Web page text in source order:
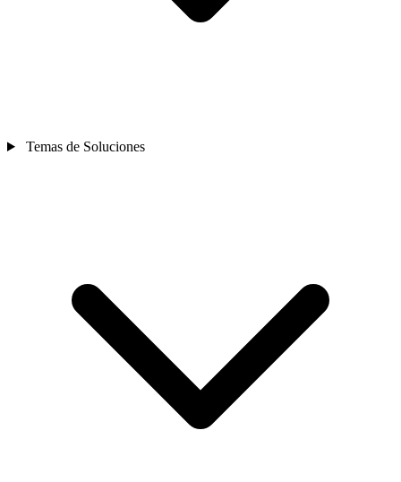
Temas de Soluciones